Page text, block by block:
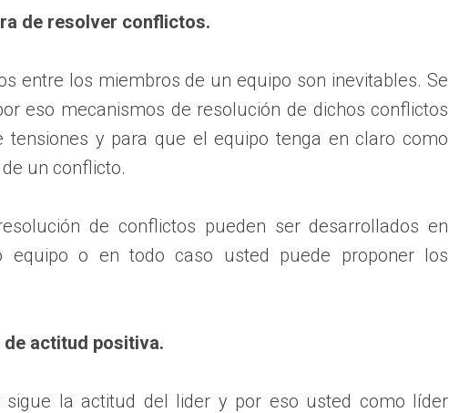
de resolver conflictos.
entre los miembros de un equipo son inevitables. Se
eso mecanismos de resolución de dichos conflictos
tensiones y para que el equipo tenga en claro como
un conflicto.
de conflictos pueden ser desarrollados en
equipo o en todo caso usted puede proponer los
de actitud positiva.
sigue la actitud del lider y por eso usted como líder